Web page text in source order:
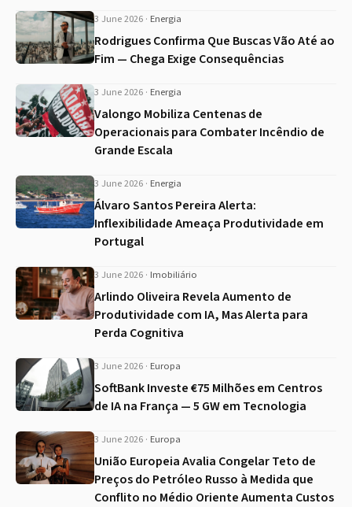
3 June 2026 · Energia
Rodrigues Confirma Que Buscas Vão Até ao
Fim — Chega Exige Consequências
3 June 2026 · Energia
Valongo Mobiliza Centenas de
Operacionais para Combater Incêndio de
Grande Escala
3 June 2026 · Energia
Álvaro Santos Pereira Alerta:
Inflexibilidade Ameaça Produtividade em
Portugal
3 June 2026 · Imobiliário
Arlindo Oliveira Revela Aumento de
Produtividade com IA, Mas Alerta para
Perda Cognitiva
3 June 2026 · Europa
SoftBank Investe €75 Milhões em Centros
de IA na França — 5 GW em Tecnologia
3 June 2026 · Europa
União Europeia Avalia Congelar Teto de
Preços do Petróleo Russo à Medida que
Conflito no Médio Oriente Aumenta Custos